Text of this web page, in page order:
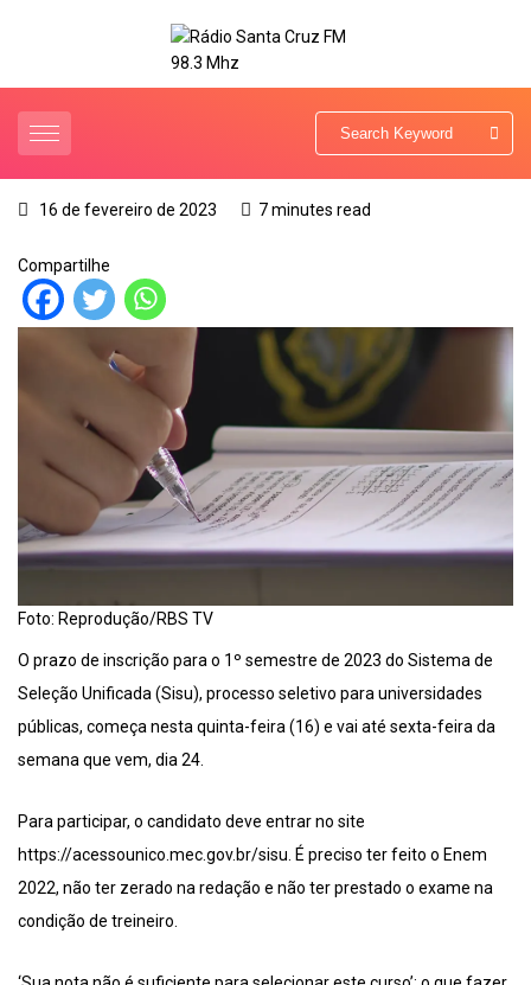
16 de fevereiro de 2023 7 minutes read
Compartilhe
Foto: Reprodução/RBS TV
O prazo de inscrição para o 1º semestre de 2023 do Sistema de
Seleção Unificada (Sisu), processo seletivo para universidades
públicas, começa nesta quinta-feira (16) e vai até sexta-feira da
semana que vem, dia 24.
Para participar, o candidato deve entrar no site
https://acessounico.mec.gov.br/sisu. É preciso ter feito o Enem
2022, não ter zerado na redação e não ter prestado o exame na
condição de treineiro.